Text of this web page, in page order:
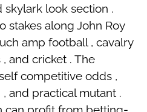
skylark look section .
stakes along John Roy
amp football , cavalry
and cricket . The
competitive odds ,
and practical mutant .